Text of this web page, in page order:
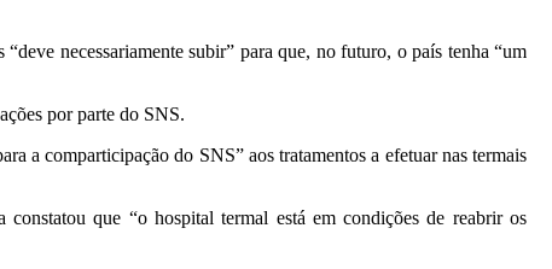
necessariamente subir” para que, no futuro, o país tenha “um
por parte do SNS.
a comparticipação do SNS” aos tratamentos a efetuar nas termais
que “o hospital termal está em condições de reabrir os